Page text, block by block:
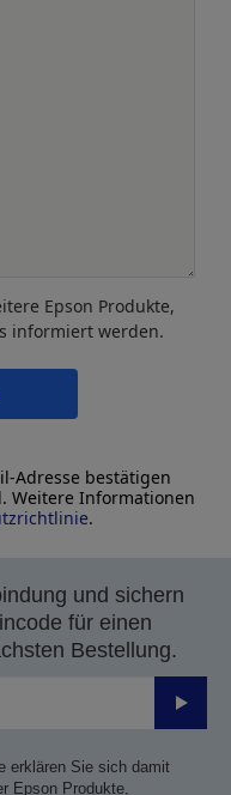
Epson Produkte,
informiert werden.
Adresse bestätigen
Weitere Informationen
.
und sichern
für einen
Bestellung.
erklären Sie sich damit
Epson Produkte,